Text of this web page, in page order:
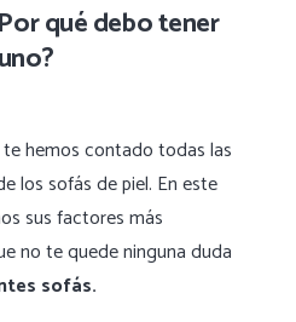
qué debo tener
uno?
hemos contado todas las
los sofás de piel. En este
sus factores más
no te quede ninguna duda
sofás.